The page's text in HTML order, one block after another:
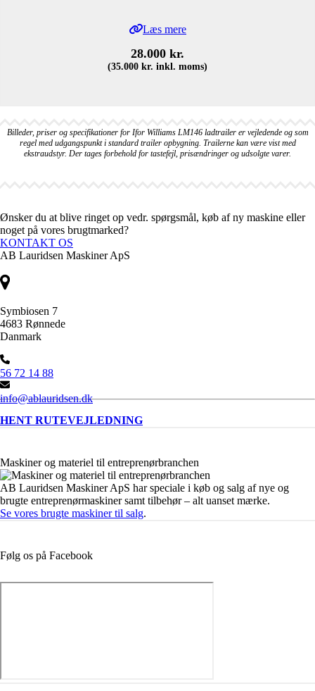
Læs mere
28.000 kr.
(35.000 kr. inkl. moms)
Billeder, priser og specifikationer for Ifor Williams LM146 ladtrailer er vejledende og som
regel med udgangspunkt i standard trailer opbygning. Trailerne kan være vist med
ekstraudstyr. Der tages forbehold for tastefejl, prisændringer og udsolgte varer.
Ønsker du at blive ringet op vedr. spørgsmål, køb af ny maskine eller
noget på vores brugtmarked?
KONTAKT OS
AB Lauridsen Maskiner ApS
Symbiosen 7
4683 Rønnede
Danmark
56 72 14 88
info@ablauridsen.dk
HENT RUTEVEJLEDNING
Maskiner og materiel til entreprenørbranchen
AB Lauridsen Maskiner ApS har speciale i køb og salg af nye og
brugte entreprenørmaskiner samt tilbehør – alt uanset mærke.
Se vores brugte maskiner til salg.
Følg os på Facebook